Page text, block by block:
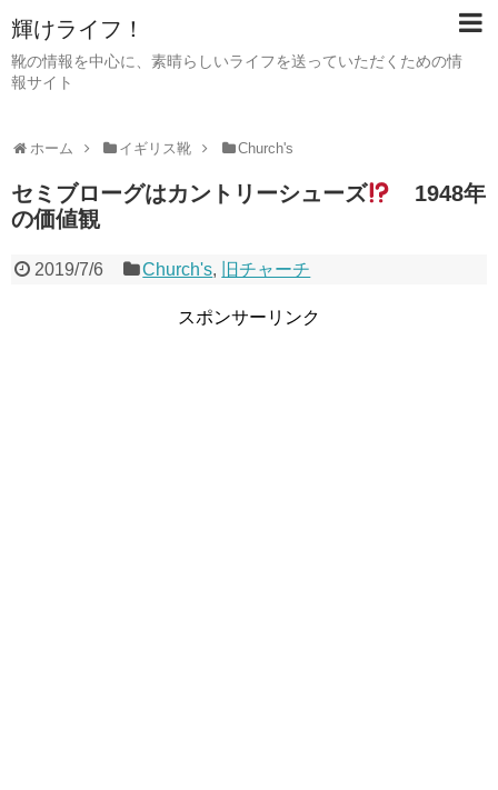
輝けライフ！
靴の情報を中心に、素晴らしいライフを送っていただくための情
報サイト
ホーム イギリス靴 Church's
セミブローグはカントリーシューズ
1948年
の価値観
2019/7/6 Church's, 旧チャーチ
スポンサーリンク